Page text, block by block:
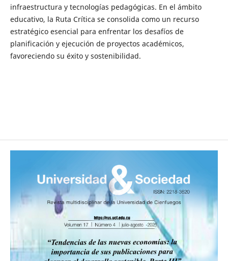
infraestructura y tecnologías pedagógicas. En el ámbito
educativo, la Ruta Crítica se consolida como un recurso
estratégico esencial para enfrentar los desafíos de
planificación y ejecución de proyectos académicos,
favoreciendo su éxito y sostenibilidad.